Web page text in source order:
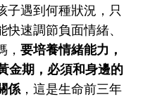
子遇到何種狀況，只
速調節負面情緒、
， 要培養情緒能力，
金期，必須和身邊的
係，這是生命前三年